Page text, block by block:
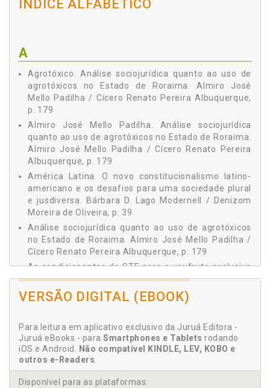
Thaísa Rodrigues Lustosa de Camargo
Vanuza Oliveira D’Almeida
Vilmar Antônio da Silva
DO CONHECIMENTO TRADICIONAL ASSOCIADO AO MANEJO
SERVIÇOS AMBIENTAIS NO ORDENAMENTO JURÍDICO
BRASILEIRO, Thaísa Rodrigues Lustosa de Camargo,
Henrique dos Santos Pereira, p. 157
ANÁLISE SOCIOJURÍDICA QUANTO AO USO DE
AGROTÓXICOS NO ESTADO DE RORAIMA, Almiro José Mello
Padilha, Cícero Renato Pereira Albuquerque, p. 179
CONTROLE DE CONSTITUCIONALIDADE AMBIENTAL NA
AMAZÔNIA: CASO DA AÇÃO DE INCONSTITUCIONALIDADE
DA HIDROELÉTRICA DE BELO MONTE NO RIO XINGU, Pedro de
Jesus Cerino, Vanuza Oliveira D’Almeida, Rosiane de Fátima
Almeida Rodrigues, Raphael Caetano Solek, p. 193
ÍNDICE ALFABÉTICO
A
Agrotóxico. Análise sociojurídica quanto ao uso de
agrotóxicos no Estado de Roraima. Almiro José
Mello Padilha / Cícero Renato Pereira Albuquerque,
p. 179
Almiro José Mello Padilha. Análise sociojurídica
quanto ao uso de agrotóxicos no Estado de Roraima.
Almiro José Mello Padilha / Cícero Renato Pereira
Albuquerque, p. 179
América Latina. O novo constitucionalismo latino-
americano e os desafios para uma sociedade plural
e jusdiversa. Bárbara D. Lago Modernell / Denizom
Moreira de Oliveira, p. 39
Análise sociojurídica quanto ao uso de agrotóxicos
no Estado de Roraima. Almiro José Mello Padilha /
Cícero Renato Pereira Albuquerque, p. 179
As condicionantes do STF para o usufruto exclusivo
indígena na terra indígena Raposa Serra do Sol.
Vilmar Antônio da Silva / Mercilene Alves Martins e
Silva, p. 59
terras indígenas: efeitos do julgamento da Petição
3.388. Hemerson Allan Carvalho Cunha, p. 81
B
VERSÃO DIGITAL (EBOOK)
Para leitura em aplicativo exclusivo da Juruá Editora -
Juruá eBooks - para Smartphones e Tablets rodando
iOS e Android. Não compatível KINDLE, LEV, KOBO e
outros e-Readers.
Disponível para as plataformas: